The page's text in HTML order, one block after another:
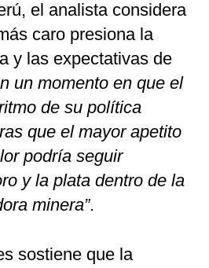
el analista considera
caro presiona la
y las expectativas de
un momento en que el
de su política
que el mayor apetito
podría seguir
y la plata dentro de la
minera”.
sostiene que la